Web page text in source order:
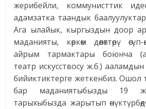
жерибейли, коммунисттик
адамзатка таандык
Ага ылайык, кыргыздын доор
маданияты, көркөм дөөлөттөрү
айрым тармактары боюнча
театр искусствосу ж.б.)
бийиктиктерге жеткенбиз. Ошол
бар маданиятыбызды 19
тарыхыбызда жарытып